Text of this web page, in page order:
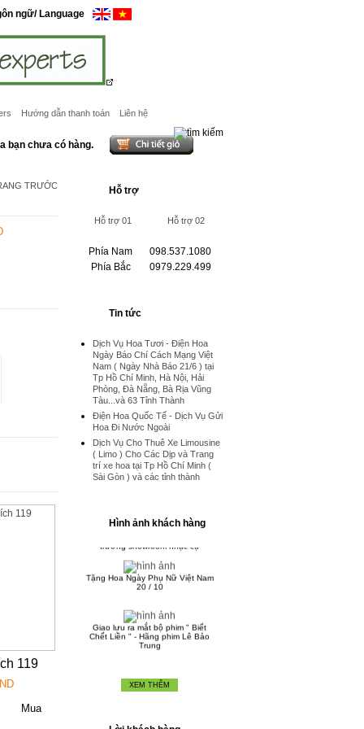
ngữ/ Language
Hướng dẫn thanh toán Liên hệ
bạn chưa có hàng.
TRƯỚC
119
Hỗ trợ
Hỗ trợ 01 Hỗ trợ 02
Phía Nam
098.537.1080
Phía Bắc
0979.229.499
Tin tức
Dịch Vụ Hoa Tươi - Điện Hoa
Ngày Báo Chí Cách Mạng Việt
Nam ( Ngày Nhà Báo 21/6 ) tại
Tp Hồ Chí Minh, Hà Nội, Hải
Phòng, Đà Nẵng, Bà Rịa Vũng
Tàu...và 63 Tỉnh Thành
Điện Hoa Quốc Tế - Dịch Vụ Gửi
Hoa Đi Nước Ngoài
Dịch Vụ Cho Thuê Xe Limousine
( Limo ) Cho Các Dịp và Trang
trí xe hoa tại Tp Hồ Chí Minh (
Sài Gòn ) và các tỉnh thành
Hình ảnh khách hàng
Hoa lan hồ điệp chúc mừng đối
tác Nhật Bản
Chậu hoa lan hồ điệp đẹp thực
hiện bới Hoa Tươi 1080
Chậu Lan Hồ Điệp Tết Nguyên
Đán 2016
Nam Quốc Tế
Thiết kế hoa chúc mừng khai
Tặng Hoa Ngày Phụ Nữ Việt Nam
20 / 10
Giao lưu ra mắt bộ phim " Biết
Chết Liền " - Hãng phim Lê Bảo
Trung
XEM THÊM